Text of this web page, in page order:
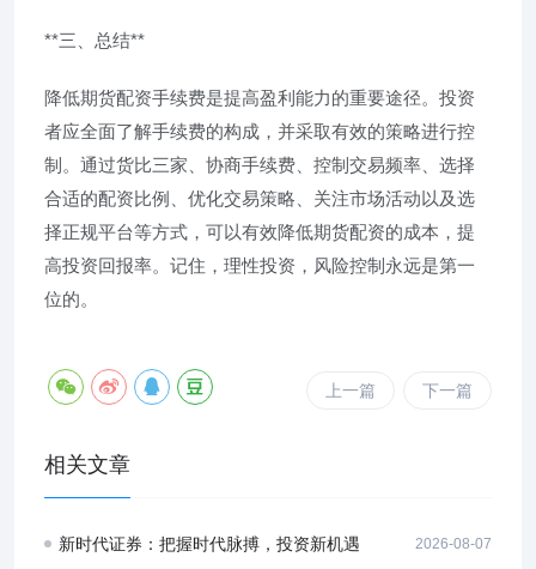
**三、总结**
降低期货配资手续费是提高盈利能力的重要途径。投资
者应全面了解手续费的构成，并采取有效的策略进行控
制。通过货比三家、协商手续费、控制交易频率、选择
合适的配资比例、优化交易策略、关注市场活动以及选
择正规平台等方式，可以有效降低期货配资的成本，提
高投资回报率。记住，理性投资，风险控制永远是第一
位的。
上一篇 下一篇
相关文章
新时代证券：把握时代脉搏，投资新机遇 2026-08-07